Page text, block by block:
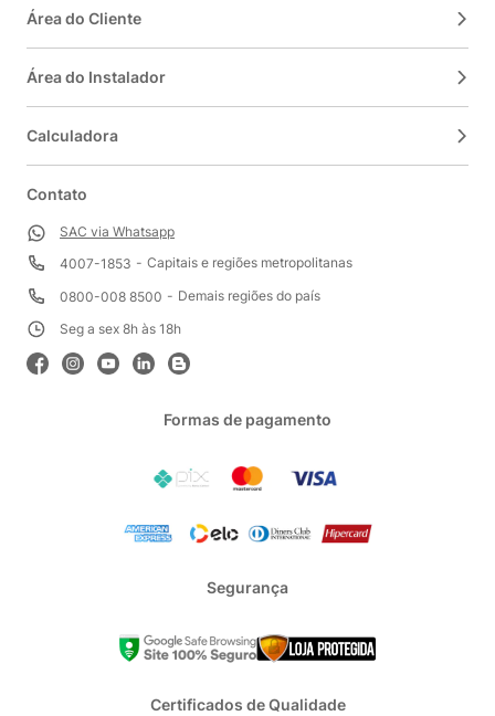
Área do Cliente
Área do Instalador
Calculadora
Contato
SAC via Whatsapp
4007-1853
Capitais e regiões metropolitanas
0800-008 8500
Demais regiões do país
Seg a sex 8h às 18h
Formas de pagamento
Segurança
Certificados de Qualidade